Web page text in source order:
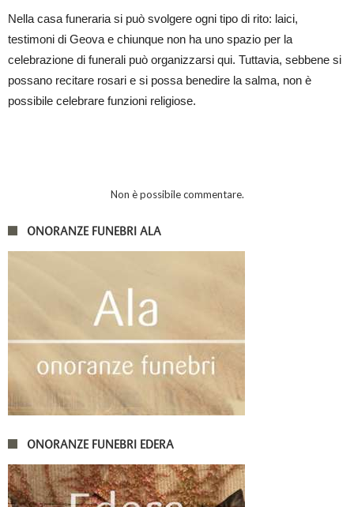
Nella casa funeraria si può svolgere ogni tipo di rito: laici,
testimoni di Geova e chiunque non ha uno spazio per la
celebrazione di funerali può organizzarsi qui. Tuttavia, sebbene si
possano recitare rosari e si possa benedire la salma, non è
possibile celebrare funzioni religiose.
Non è possibile commentare.
ONORANZE FUNEBRI ALA
ONORANZE FUNEBRI EDERA